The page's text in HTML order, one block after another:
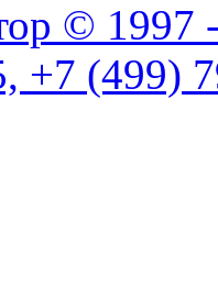
© 1997
+7 (499)